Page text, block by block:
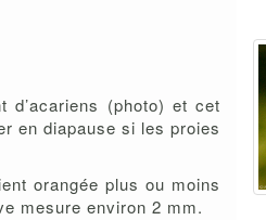
(photo) et cet
en diapause si les proies
orangée plus ou moins
mesure environ 2 mm.